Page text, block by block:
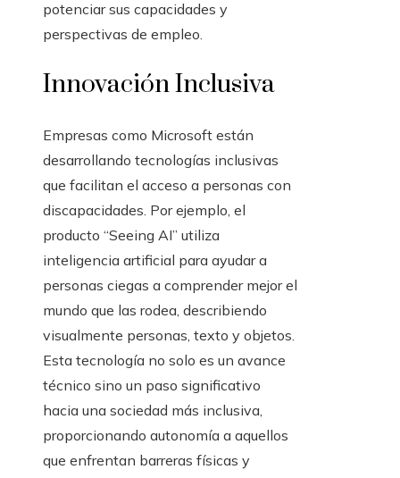
potenciar sus capacidades y
perspectivas de empleo.
Innovación Inclusiva
Empresas como Microsoft están
desarrollando tecnologías inclusivas
que facilitan el acceso a personas con
discapacidades. Por ejemplo, el
producto “Seeing AI” utiliza
inteligencia artificial para ayudar a
personas ciegas a comprender mejor el
mundo que las rodea, describiendo
visualmente personas, texto y objetos.
Esta tecnología no solo es un avance
técnico sino un paso significativo
hacia una sociedad más inclusiva,
proporcionando autonomía a aquellos
que enfrentan barreras físicas y